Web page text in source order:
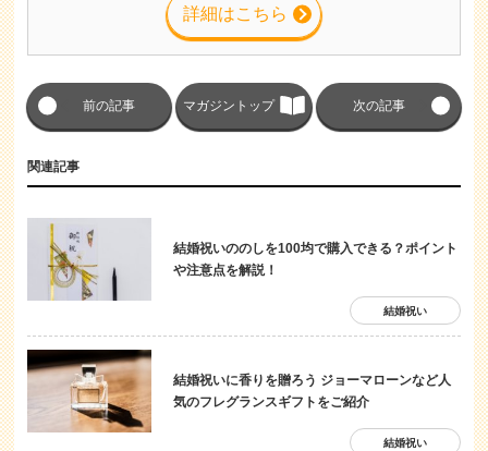
詳細はこちら
前の記事 マガジントップ 次の記事
関連記事
結婚祝いののしを100均で購入できる？ポイント
や注意点を解説！
結婚祝い
結婚祝いに香りを贈ろう ジョーマローンなど人
気のフレグランスギフトをご紹介
結婚祝い